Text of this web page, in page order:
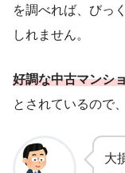
を調べれば、びっ
しれません。
好調な中古マンシ
とされているので
大